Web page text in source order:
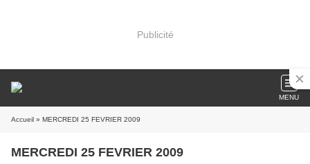
Publicité
MENU
Accueil » MERCREDI 25 FEVRIER 2009
MERCREDI 25 FEVRIER 2009